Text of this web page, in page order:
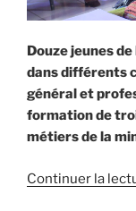
Douze jeunes
dans différents
général et
formation de
métiers de la
Continuer la